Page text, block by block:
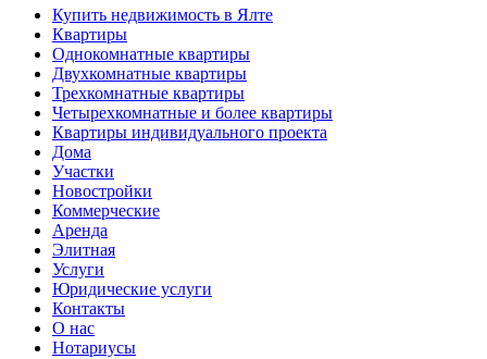
Купить недвижимость в Ялте
Квартиры
Однокомнатные квартиры
Двухкомнатные квартиры
Трехкомнатные квартиры
Четырехкомнатные и более квартиры
Квартиры индивидуального проекта
Дома
Участки
Новостройки
Коммерческие
Аренда
Элитная
Услуги
Юридические услуги
Контакты
О нас
Нотариусы